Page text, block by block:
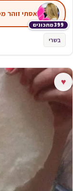
399 מתכונים
אסתי זוהר
בשרי
♥